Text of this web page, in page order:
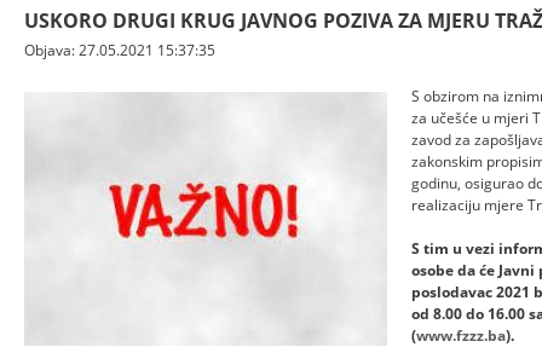
USKORO DRUGI KRUG JAVNOG POZIVA ZA MJERU
Objava: 27.05.2021 15:37:35
S obzirom na
za učešće u mjeri
zavod za
zakonskim
godinu, osigurao
realizaciju mjere
S tim u vezi
osobe da će
poslodavac 2021
od 8.00 do 16.00
(www.fzzz.ba).